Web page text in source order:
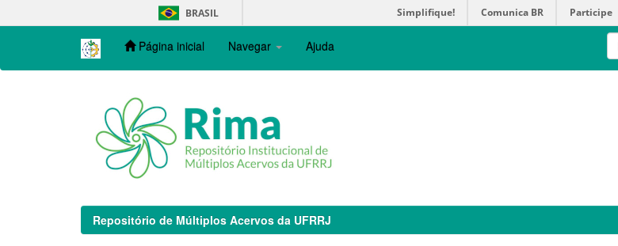
navigation
BRASIL Simplifique! Comunica BR Participe
Página inicial Navegar Ajuda
Repositório de Múltiplos Acervos da UFRRJ